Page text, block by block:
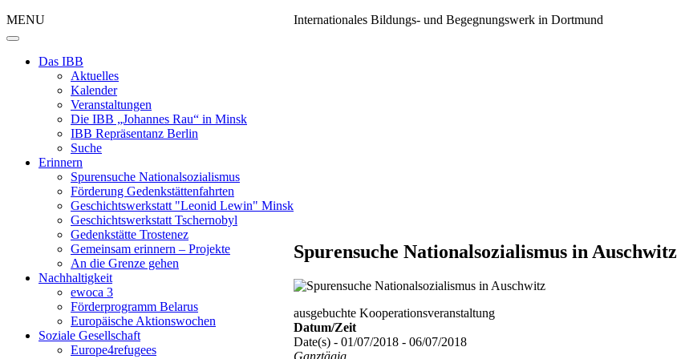
MENU
Das IBB
Aktuelles
Kalender
Veranstaltungen
Die IBB „Johannes Rau“ in Minsk
IBB Repräsentanz Berlin
Suche
Erinnern
Spurensuche Nationalsozialismus
Förderung Gedenkstättenfahrten
Geschichtswerkstatt "Leonid Lewin" Minsk
Geschichtswerkstatt Tschernobyl
Gedenkstätte Trostenez
Gemeinsam erinnern – Projekte
An die Grenze gehen
Nachhaltigkeit
ewoca 3
Förderprogramm Belarus
Europäische Aktionswochen
Soziale Gesellschaft
Europe4refugees
Internationales Bildungs- und Begegnungswerk in Dortmund
Spurensuche Nationalsozialismus in Auschwitz
ausgebuchte Kooperationsveranstaltung
Datum/Zeit
Date(s) - 01/07/2018 - 06/07/2018
Ganztägig